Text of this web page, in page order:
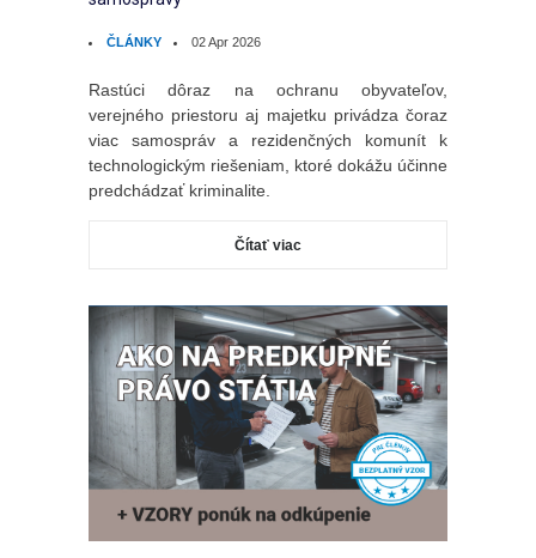
ČLÁNKY 02 Apr 2026
Rastúci dôraz na ochranu obyvateľov,
verejného priestoru aj majetku privádza čoraz
viac samospráv a rezidenčných komunít k
technologickým riešeniam, ktoré dokážu účinne
predchádzať kriminalite.
Čítať viac